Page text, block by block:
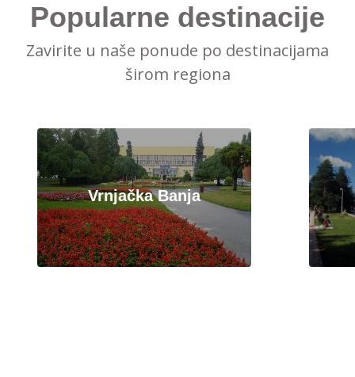
Popularne destinacije
Zavirite u naše ponude po destinacijama
širom regiona
Vrnjačka Banja